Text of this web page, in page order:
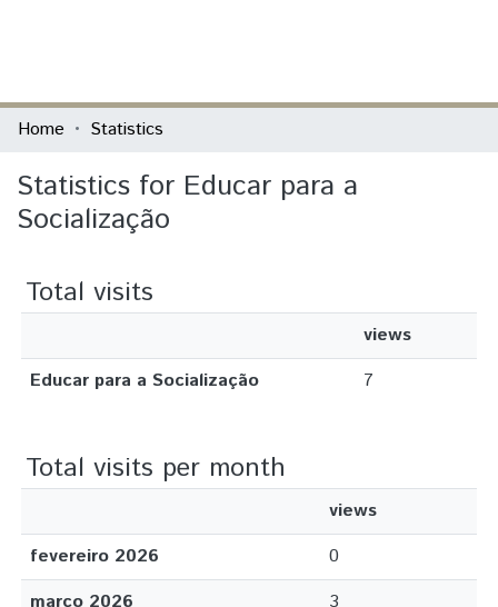
Communities & Collections
All of DSpace
Home Statistics
Statistics for Educar para a
Socialização
Total visits
views
Educar para a Socialização
7
Total visits per month
views
fevereiro 2026
0